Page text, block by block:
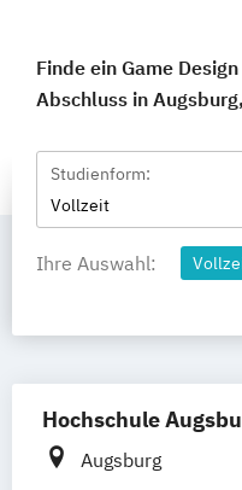
Finde ein Game
Abschluss in
Studienform:
Vollzeit
Ihre Auswahl:
Hochschule
Augsburg